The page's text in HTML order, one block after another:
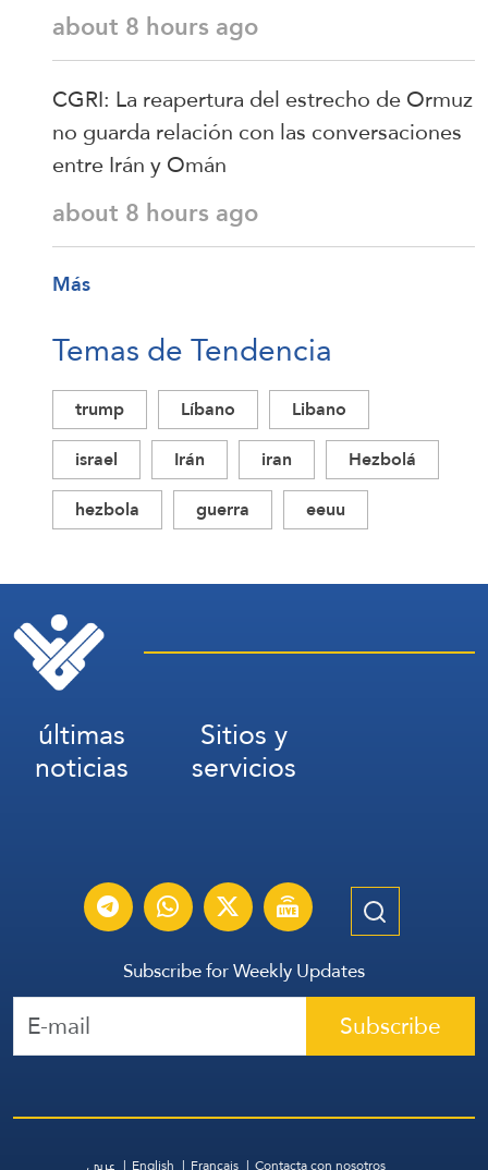
about 8 hours ago
CGRI: La reapertura del estrecho de Ormuz
no guarda relación con las conversaciones
entre Irán y Omán
about 8 hours ago
Más
Temas de Tendencia
trump Líbano
Libano
israel
Irán iran
Hezbolá
hezbola
guerra eeuu
últimas
noticias
Sitios y
servicios
Subscribe for Weekly Updates
Subscribe